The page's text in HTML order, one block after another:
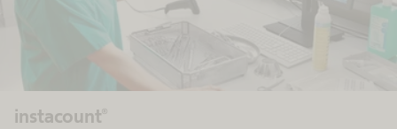
instacount®